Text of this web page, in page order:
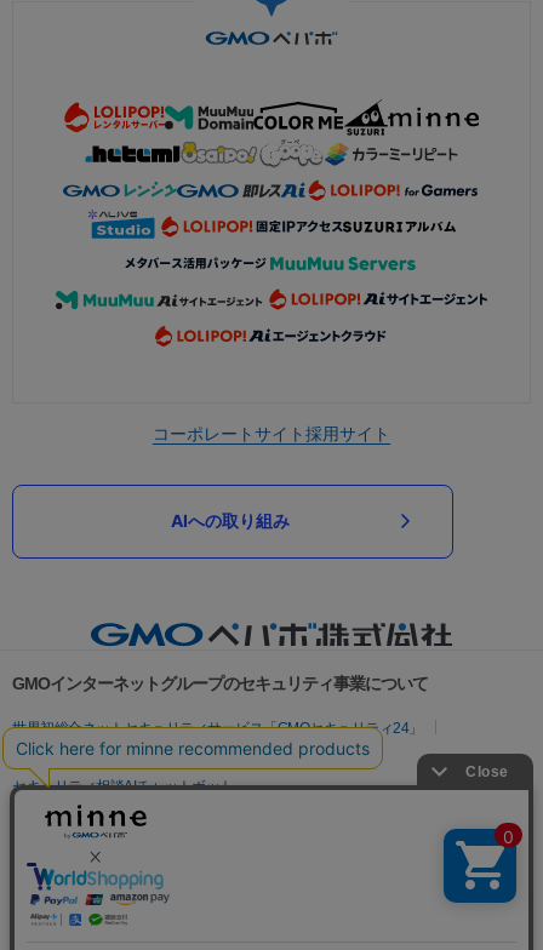
コーポレートサイト採用サイト
AIへの取り組み
GMOインターネットグループのセキュリティ事業について
世界初総合ネットセキュリティサービス「GMOセキュリティ24」
パスワード漏洩診断
Webサイトリスク診断
セキュリティ相談AIチャットボット
実在証明・盗聴対策
サイバー攻撃対策（GMO Flatt Security）
セキュリティ事業の軌跡